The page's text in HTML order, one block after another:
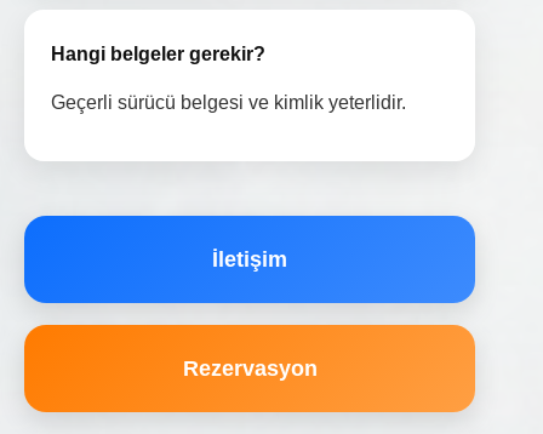
Hangi belgeler gerekir?
Geçerli sürücü belgesi ve kimlik yeterlidir.
İletişim
Rezervasyon